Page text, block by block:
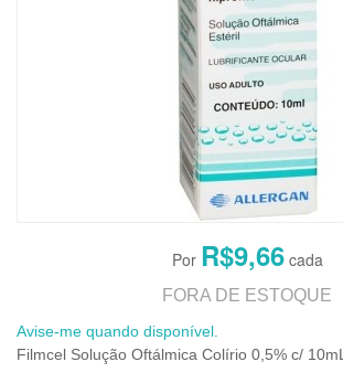
R$9,66
FORA DE ESTOQUE
Avise-me quando disponível.
Filmcel Solução Oftálmica Colírio 0,5% c/ 10mL